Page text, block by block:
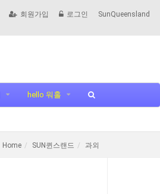
회원가입 로그인 SunQueensland
hello 워홀
Home SUN퀸스랜드 과외